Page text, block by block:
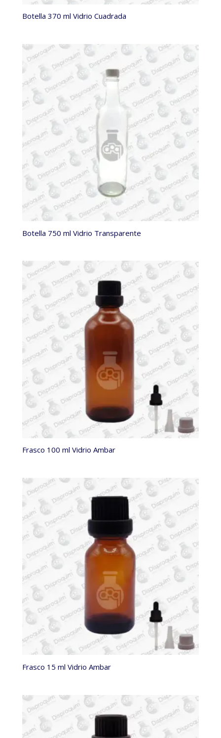
Botella 370 ml Vidrio Cuadrada
Botella 750 ml Vidrio Transparente
Frasco 100 ml Vidrio Ambar
Frasco 15 ml Vidrio Ambar